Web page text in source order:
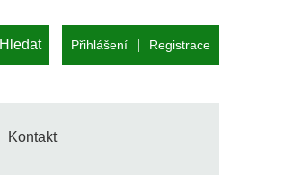
Hledat Přihlášení Registrace
Kontakt